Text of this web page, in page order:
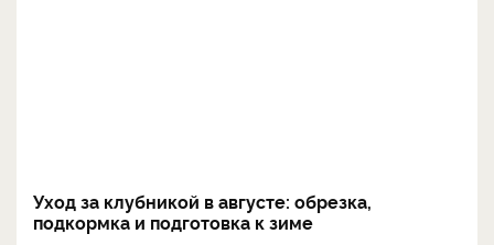
Уход за клубникой в августе: обрезка,
подкормка и подготовка к зиме